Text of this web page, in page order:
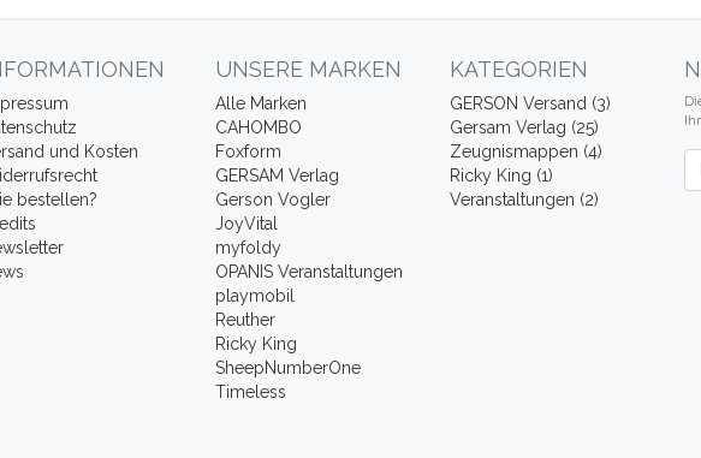
und Kosten
bestellen?
UNSERE MARKEN
Alle Marken
CAHOMBO
Foxform
GERSAM Verlag
Gerson Vogler
JoyVital
myfoldy
OPANIS Veranstaltungen
playmobil
Reuther
Ricky King
SheepNumberOne
Timeless
KATEGORIEN
GERSON Versand (3)
Gersam Verlag (25)
Zeugnismappen (4)
Ricky King (1)
Veranstaltungen (2)